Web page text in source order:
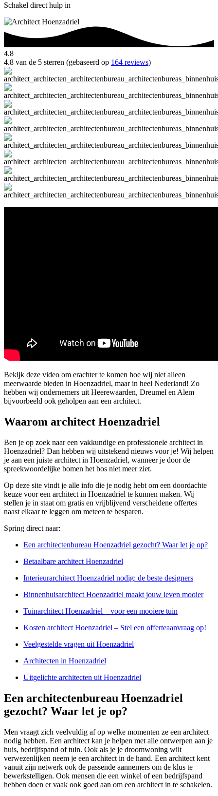
Schakel direct hulp in
4.8
4.8 van de 5 sterren (gebaseerd op 164 reviews)
Bekijk deze video om erachter te komen hoe wij niet alleen
meerwaarde bieden in Hoenzadriel, maar in heel Nederland! Zo
hebben wij ondernemers uit Heerewaarden, Dreumel en Alem
bijvoorbeeld ook geholpen aan een architect.
Waarom architect Hoenzadriel
Ben je op zoek naar een vakkundige en professionele architect in
Hoenzadriel? Dan hebben wij uitstekend nieuws voor je! Wij helpen
je aan een juiste architect in Hoenzadriel, wanneer je door de
spreekwoordelijke bomen het bos niet meer ziet.
Op deze site vindt je alle info die je nodig hebt om een doordachte
keuze voor een architect in Hoenzadriel te kunnen maken. Wij
stellen je in staat om gratis en vrijblijvend verscheidene offertes
naast elkaar te leggen om meteen te besparen.
Spring direct naar:
Een architectenbureau Hoenzadriel gezocht? Waar let je op?
Betaalbare architect Hoenzadriel
Interieurarchitect Hoenzadriel nodig: de beste designers
Binnenhuisarchitect Hoenzadriel maakt jouw leven mooier
Tuinarchitect Hoenzadriel – voor een mooiere tuin
Kosten architect Hoenzadriel – Stel een offerteaanvraag op!
Veelgestelde vragen uit Hoenzadriel
Architecten in Hoenzadriel
Uitgelichte architecten uit Hoenzadriel
Een architectenbureau Hoenzadriel
gezocht? Waar let je op?
Men vraagt zich veelvuldig af op welke momenten ze een architect
nodig hebben. Een architect kan je helpen met alle ontwerpen aan je
huis, bedrijfspand of tuin. Ook als je je droomwoning wilt
verwezenlijken neem je een architect in de hand. Een architect kent
vanuit zijn netwerk ook de passende aannemers om de klus te
bewerkstelligen. Ook mensen die een winkel of een bedrijfspand
hebben doen er vaak ook goed aan om een architect in te schakelen.